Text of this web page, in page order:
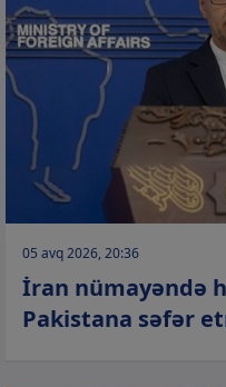
05 avq 2026, 20:36
İran nümayəndə
Pakistana səfər